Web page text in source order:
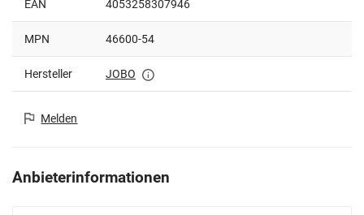
EAN 4053258307946
MPN 46600-54
Hersteller JOBO
Melden
Anbieterinformationen